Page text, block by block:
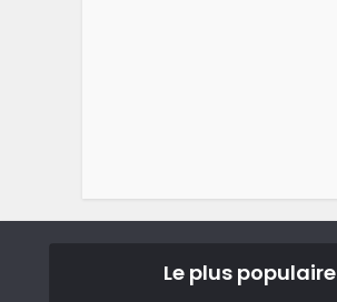
Le plus populaire